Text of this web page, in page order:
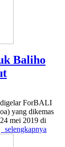
Baliho
digelar ForBALI
yang dikemas
mei 2019 di
selengkapnya